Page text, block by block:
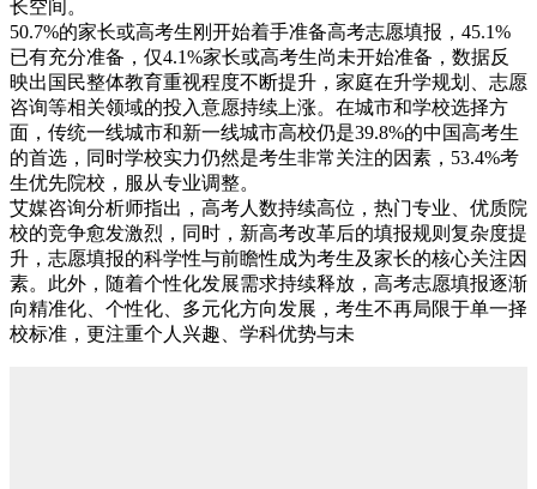
长空间。
50.7%的家长或高考生刚开始着手准备高考志愿填报，45.1%
已有充分准备，仅4.1%家长或高考生尚未开始准备，数据反
映出国民整体教育重视程度不断提升，家庭在升学规划、志愿
咨询等相关领域的投入意愿持续上涨。在城市和学校选择方
面，传统一线城市和新一线城市高校仍是39.8%的中国高考生
的首选，同时学校实力仍然是考生非常关注的因素，53.4%考
生优先院校，服从专业调整。
艾媒咨询分析师指出，高考人数持续高位，热门专业、优质院
校的竞争愈发激烈，同时，新高考改革后的填报规则复杂度提
升，志愿填报的科学性与前瞻性成为考生及家长的核心关注因
素。此外，随着个性化发展需求持续释放，高考志愿填报逐渐
向精准化、个性化、多元化方向发展，考生不再局限于单一择
校标准，更注重个人兴趣、学科优势与未